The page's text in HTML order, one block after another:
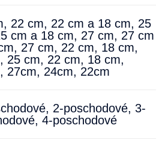
22 cm, 22 cm a 18 cm, 25
cm a 18 cm, 27 cm, 27 cm
27 cm, 22 cm, 18 cm,
25 cm, 22 cm, 18 cm,
27cm, 24cm, 22cm
, 2-poschodové, 3-
, 4-poschodové